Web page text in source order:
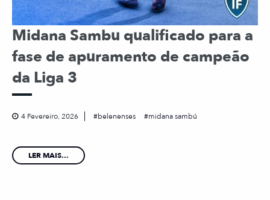
Midana Sambu qualificado para a
fase de apuramento de campeão
da Liga 3
4 Fevereiro, 2026 belenenses midana sambú
LER MAIS...